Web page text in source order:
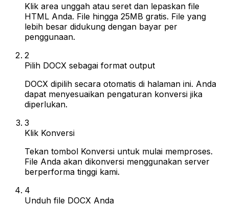
Klik area unggah atau seret dan lepaskan file
HTML Anda. File hingga 25MB gratis. File yang
lebih besar didukung dengan bayar per
penggunaan.
2
Pilih DOCX sebagai format output
DOCX dipilih secara otomatis di halaman ini. Anda
dapat menyesuaikan pengaturan konversi jika
diperlukan.
3
Klik Konversi
Tekan tombol Konversi untuk mulai memproses.
File Anda akan dikonversi menggunakan server
berperforma tinggi kami.
4
Unduh file DOCX Anda